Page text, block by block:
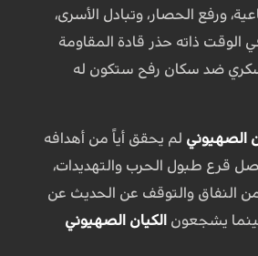
ورفع الحصار، وتبادل الأسرى،
الوقت ذاته حذر قادة المقاومة
ضد سكان رفح ستكون له
الصهيوني لم يحقق أياً من أهدافه
قرع طبول الحرب والتهديدات،
من النفاق والتوقف عن الحديث عن
يشجعون الكيان الصهيوني